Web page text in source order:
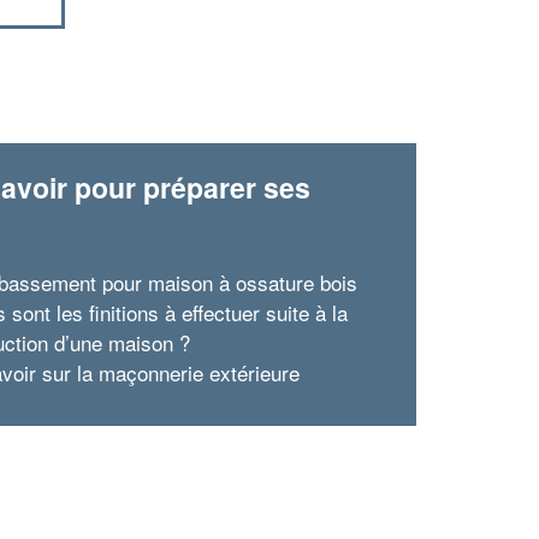
pour préparer ses
pour maison à ossature bois
sont les finitions à effectuer suite à la
d’une maison ?
sur la maçonnerie extérieure